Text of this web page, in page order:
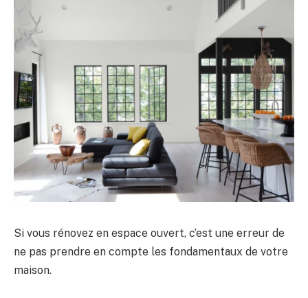
Si vous rénovez en espace ouvert, c’est une erreur de
ne pas prendre en compte les fondamentaux de votre
maison.